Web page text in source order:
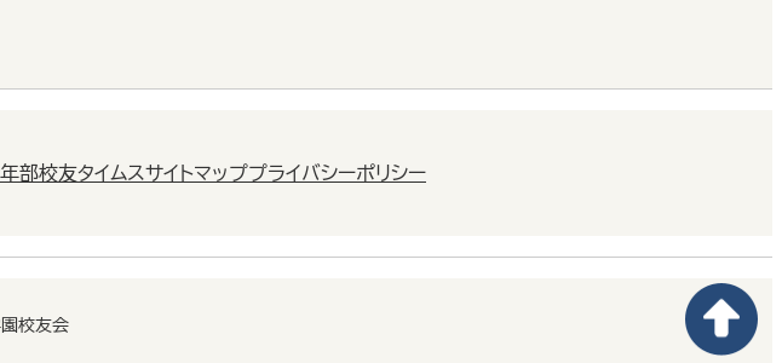
部校友タイムスサイトマッププライバシーポリシー
校友会